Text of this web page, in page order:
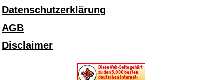
Datenschutzerklärung
AGB
Disclaimer